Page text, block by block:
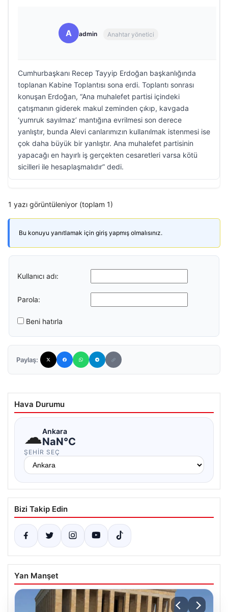
A admin Anahtar yönetici
Cumhurbaşkanı Recep Tayyip Erdoğan başkanlığında
toplanan Kabine Toplantısı sona erdi. Toplantı sonrası
konuşan Erdoğan, “Ana muhalefet partisi içindeki
çatışmanın giderek makul zeminden çıkıp, kavgada
‘yumruk sayılmaz’ mantığına evrilmesi son derece
yanlıştır, bunda Alevi canlarımızın kullanılmak istenmesi ise
çok daha büyük bir yanlıştır. Ana muhalefet partisinin
yapacağı en hayırlı iş gerçekten cesaretleri varsa kötü
sicilleri ile hesaplaşmalıdır” dedi.
1 yazı görüntüleniyor (toplam 1)
Bu konuyu yanıtlamak için giriş yapmış olmalısınız.
Kullanıcı adı:
Parola:
Beni hatırla
Paylaş:
Hava Durumu
☁Ankara
NaN°C
ŞEHIR SEÇ
Bizi Takip Edin
Yan Manşet